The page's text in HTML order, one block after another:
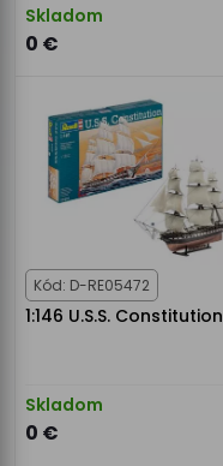
Skladom
0 €
Kód: D-RE05472
1:146 U.S.S. Constitution
Skladom
0 €